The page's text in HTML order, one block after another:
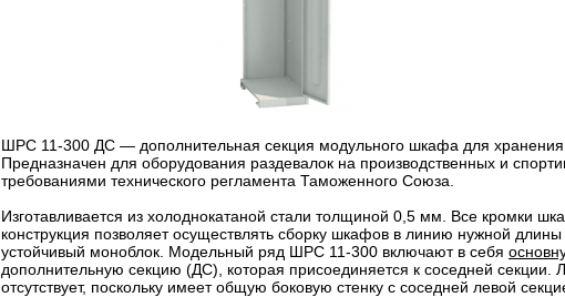
ШРС 11-300 ДС — дополнительная секция модульного шкафа для
Предназначен для оборудования раздевалок на производственных и
требованиями технического регламента Таможенного Союза.
Изготавливается из холоднокатаной стали толщиной 0,5 мм. Все кромки
конструкция позволяет осуществлять сборку шкафов в линию нужной
устойчивый моноблок. Модельный ряд ШРС 11-300 включают в себя
дополнительную секцию (ДС), которая присоединяется к соседней секции.
отсутствует, поскольку имеет общую боковую стенку с соседней левой